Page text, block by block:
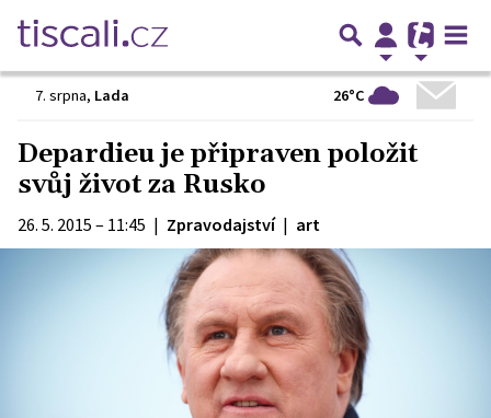
7. srpna, Lada 26°C
Depardieu je připraven položit
svůj život za Rusko
26. 5. 2015 – 11:45 | Zpravodajství | art